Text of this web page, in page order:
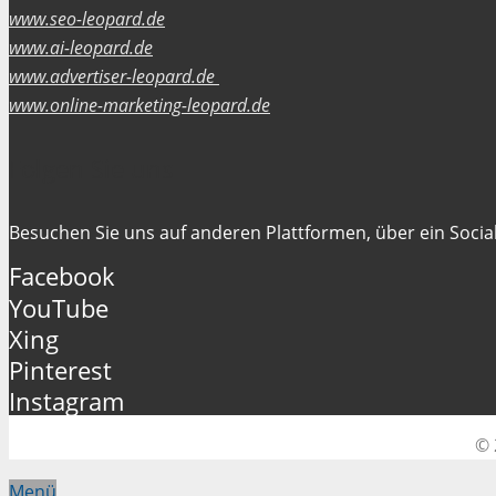
www.seo-leopard.de
www.ai-leopard.de
www.advertiser-leopard.de
www.online-marketing-leopard.de
Besuchen Sie uns auf anderen Plattformen, über ein
Facebook
YouTube
Xing
Pinterest
Instagram
©